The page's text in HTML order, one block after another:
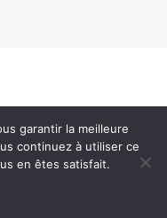
garantir la meilleure
continuez à utiliser ce
en êtes satisfait.